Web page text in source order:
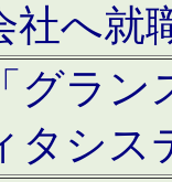
社へ就
グラン
タシス